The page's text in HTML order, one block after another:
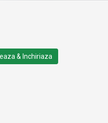
& Inchiriaza